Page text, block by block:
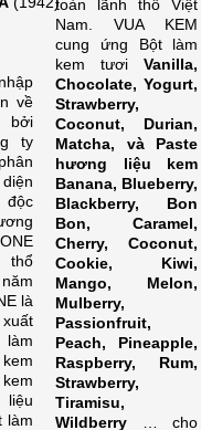
về
ty
thổ
là
liệu
làm
toàn lãnh thổ Việt
Nam. VUA KEM
cung ứng Bột làm
kem tươiVanilla,
Chocolate, Yogurt,
Strawberry,
Coconut, Durian,
Matcha, và Paste
hương liệu kem
Banana, Blueberry,
Blackberry, Bon
Bon, Caramel,
Cherry, Coconut,
Cookie, Kiwi,
Mango, Melon,
Mulberry,
Passionfruit,
Peach, Pineapple,
Raspberry, Rum,
Strawberry,
Tiramisu,
Wildberry … cho